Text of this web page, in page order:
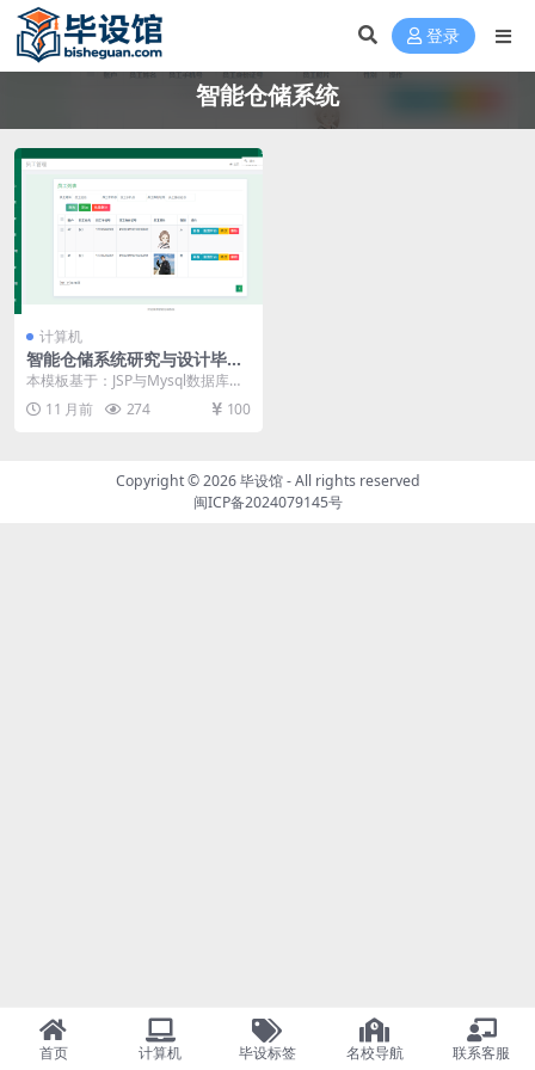
登录
智能仓储系统
计算机
智能仓储系统研究与设计毕设
模板 毕业设计模板及毕业论文
本模板基于：JSP与Mysql数据库开
发 系统功能实现 员工管理 管理员
管理员工...
11 月前 274 100
Copyright © 2026毕设馆- All rights reserved
闽ICP备2024079145号
首页 计算机 毕设标签 名校导航 联系客服